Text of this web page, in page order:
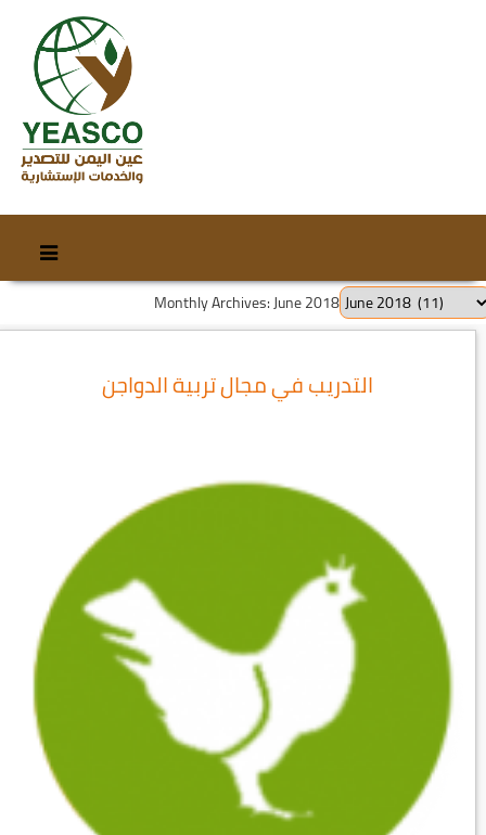
content
Monthly Archives: June 2018
التدريب في مجال تربية الدواجن